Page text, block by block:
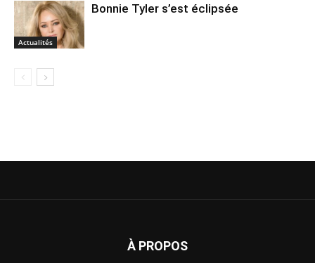
Actualités
Bonnie Tyler s’est éclipsée
À PROPOS